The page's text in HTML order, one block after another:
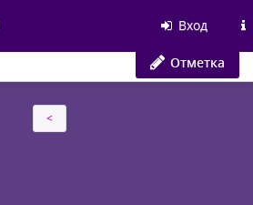
Вход
Отметка
<